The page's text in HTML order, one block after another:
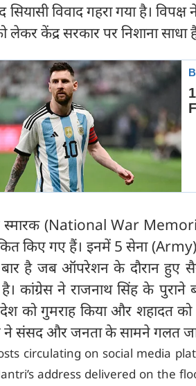
विवाद गहरा गया है।
लेकर केंद्र सरकार पर निशाना साधा
स्मारक (National War
किए गए हैं। इनमें 5 सेना
है जब ऑपरेशन के दौरान हुए
है। कांग्रेस ने राजनाथ सिंह के
को गुमराह किया और शहादत को
ने संसद और जनता के सामने गलत
circulating on social media
address delivered on the